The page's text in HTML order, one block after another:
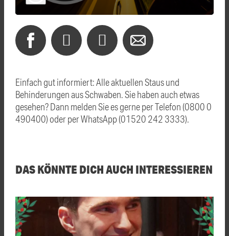
Einfach gut informiert: Alle aktuellen Staus und
Behinderungen aus Schwaben. Sie haben auch etwas
gesehen? Dann melden Sie es gerne per Telefon (0800 0
490400) oder per WhatsApp (01520 242 3333).
DAS KÖNNTE DICH AUCH INTERESSIEREN